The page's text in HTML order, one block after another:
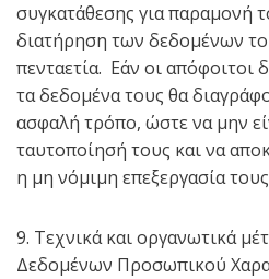
συγκατάθεσης για παραμονή
διατήρηση των δεδομένων
πενταετία. Εάν οι απόφοιτοι
τα δεδομένα τους θα
ασφαλή τρόπο, ώστε να μην
ταυτοποίησή τους και να
η μη νόμιμη επεξεργασία
9. Τεχνικά και οργανωτικά
Δεδομένων Προσωπικού